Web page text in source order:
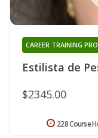
Estilista de
CAREER TRAINING
$2345.00
228 Course